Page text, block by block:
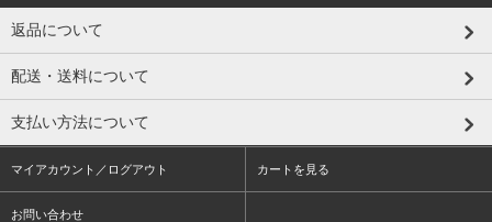
返品について
配送・送料について
支払い方法について
マイアカウント／ログアウト カートを見る
お問い合わせ